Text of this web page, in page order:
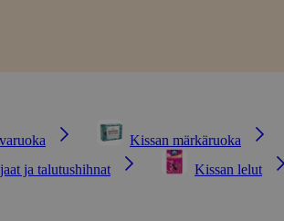
Kissan märkäruoka
ja talutushihnat
Kissan lelut